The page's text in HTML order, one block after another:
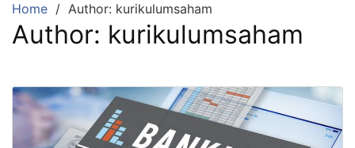
Home Author: kurikulumsaham
Author: kurikulumsaham